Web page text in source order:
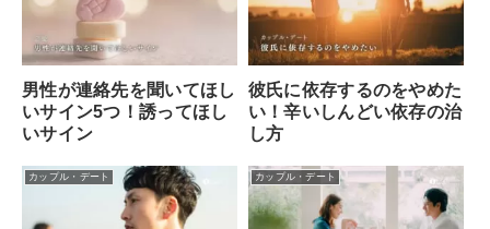
男性が連絡先を聞いてほし
いサイン5つ！誘ってほし
いサイン
彼氏に依存するのをやめた
い！辛いしんどい依存の治
し方
カップル・デート カップル・デート